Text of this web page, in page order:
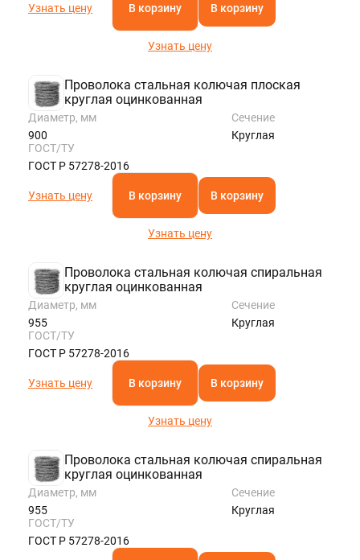
Узнать цену В корзину В корзину
Узнать цену
Проволока стальная колючая плоская
круглая оцинкованная
Диаметр, мм
900
Сечение
Круглая
ГОСТ/ТУ
ГОСТ Р 57278-2016
Узнать цену В корзину В корзину
Узнать цену
Проволока стальная колючая спиральная
круглая оцинкованная
Диаметр, мм
955
Сечение
Круглая
ГОСТ/ТУ
ГОСТ Р 57278-2016
Узнать цену В корзину В корзину
Узнать цену
Проволока стальная колючая спиральная
круглая оцинкованная
Диаметр, мм
955
Сечение
Круглая
ГОСТ/ТУ
ГОСТ Р 57278-2016